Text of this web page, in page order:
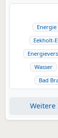
Energie
Eekholt-
Wasser
Bad